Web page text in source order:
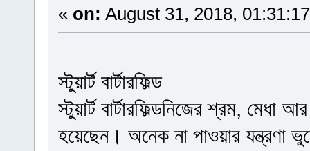
« on: August 31, 2018,
স্টুয়ার্ট বার্টারফিল্ড
স্টুয়ার্ট বার্টারফিল্ডনিজের শ্রম,
হয়েছেন। অনেক না পাওয়ার যন্ত্রণা